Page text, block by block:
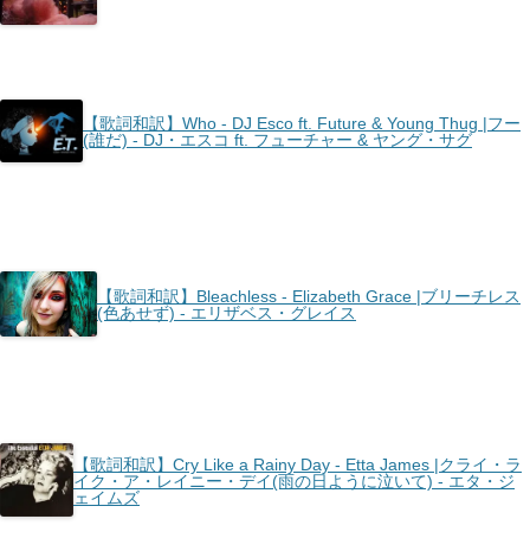
【歌詞和訳】Who - DJ Esco ft. Future & Young Thug |フー
(誰だ) - DJ・エスコ ft. フューチャー & ヤング・サグ
【歌詞和訳】Bleachless - Elizabeth Grace |ブリーチレス
(色あせず) - エリザベス・グレイス
【歌詞和訳】Cry Like a Rainy Day - Etta James |クライ・ラ
イク・ア・レイニー・デイ(雨の日ように泣いて) - エタ・ジ
ェイムズ